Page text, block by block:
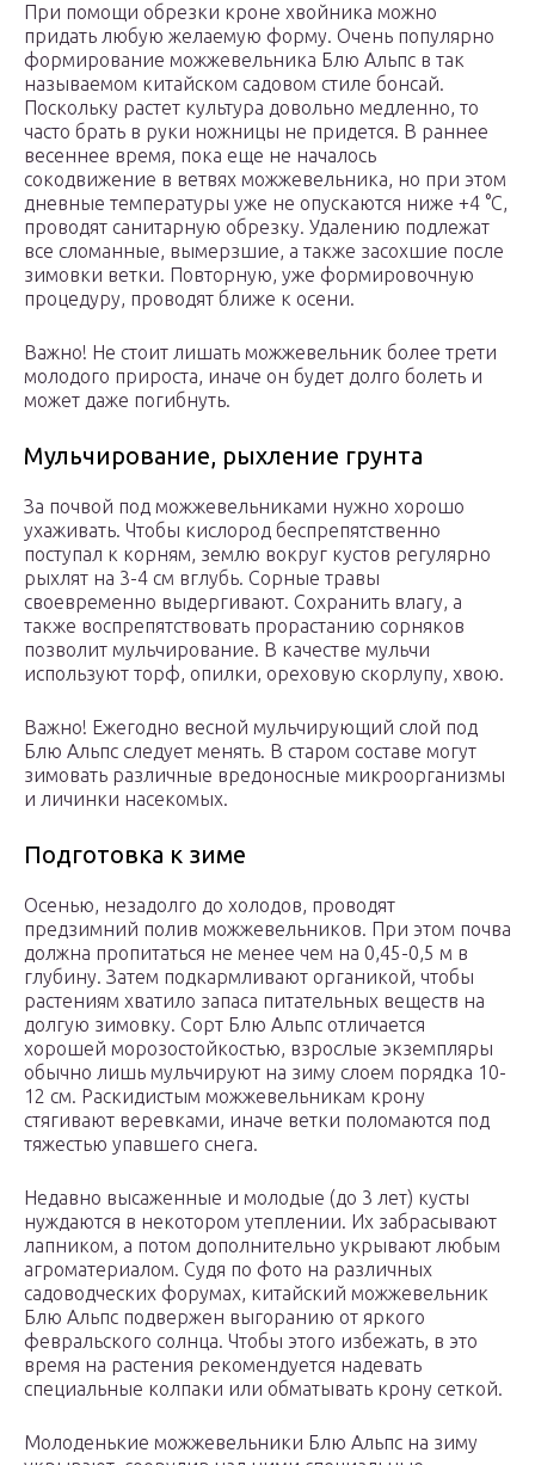
При помощи обрезки кроне хвойника можно
придать любую желаемую форму. Очень популярно
формирование можжевельника Блю Альпс в так
называемом китайском садовом стиле бонсай.
Поскольку растет культура довольно медленно, то
часто брать в руки ножницы не придется. В раннее
весеннее время, пока еще не началось
сокодвижение в ветвях можжевельника, но при этом
дневные температуры уже не опускаются ниже +4 °C,
проводят санитарную обрезку. Удалению подлежат
все сломанные, вымерзшие, а также засохшие после
зимовки ветки. Повторную, уже формировочную
процедуру, проводят ближе к осени.
Важно! Не стоит лишать можжевельник более трети
молодого прироста, иначе он будет долго болеть и
может даже погибнуть.
Мульчирование, рыхление грунта
За почвой под можжевельниками нужно хорошо
ухаживать. Чтобы кислород беспрепятственно
поступал к корням, землю вокруг кустов регулярно
рыхлят на 3-4 см вглубь. Сорные травы
своевременно выдергивают. Сохранить влагу, а
также воспрепятствовать прорастанию сорняков
позволит мульчирование. В качестве мульчи
используют торф, опилки, ореховую скорлупу, хвою.
Важно! Ежегодно весной мульчирующий слой под
Блю Альпс следует менять. В старом составе могут
зимовать различные вредоносные микроорганизмы
и личинки насекомых.
Подготовка к зиме
Осенью, незадолго до холодов, проводят
предзимний полив можжевельников. При этом почва
должна пропитаться не менее чем на 0,45-0,5 м в
глубину. Затем подкармливают органикой, чтобы
растениям хватило запаса питательных веществ на
долгую зимовку. Сорт Блю Альпс отличается
хорошей морозостойкостью, взрослые экземпляры
обычно лишь мульчируют на зиму слоем порядка 10-
12 см. Раскидистым можжевельникам крону
стягивают веревками, иначе ветки поломаются под
тяжестью упавшего снега.
Недавно высаженные и молодые (до 3 лет) кусты
нуждаются в некотором утеплении. Их забрасывают
лапником, а потом дополнительно укрывают любым
агроматериалом. Судя по фото на различных
садоводческих форумах, китайский можжевельник
Блю Альпс подвержен выгоранию от яркого
февральского солнца. Чтобы этого избежать, в это
время на растения рекомендуется надевать
специальные колпаки или обматывать крону сеткой.
Молоденькие можжевельники Блю Альпс на зиму